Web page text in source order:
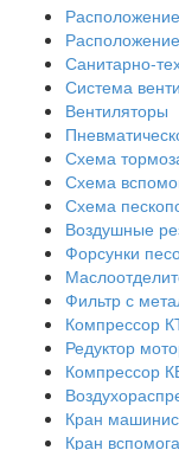
Санитарно-
Система
Вентиляторы
Схема
Схема
Схема
Воздушные
Форсунки
Фильтр с
Компрессор
Редуктор
Компрессор
Кран
Кран